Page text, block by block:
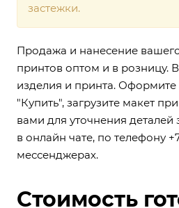
застежки.
Продажа и нанесение
принтов оптом и в розницу.
изделия и принта. Оформите
"Купить", загрузите макет
вами для уточнения деталей
в онлайн чате, по телефону
мессенджерах.
Стоимость